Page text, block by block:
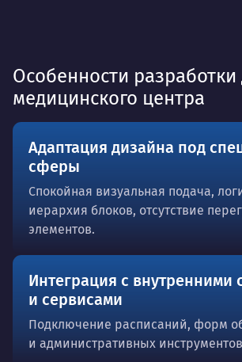
Особенности разработки
медицинского центра
Адаптация дизайна под
сферы
Спокойная визуальная подача,
иерархия блоков, отсутствие
элементов.
Интеграция с внутренними
и сервисами
Подключение расписаний, форм
и административных